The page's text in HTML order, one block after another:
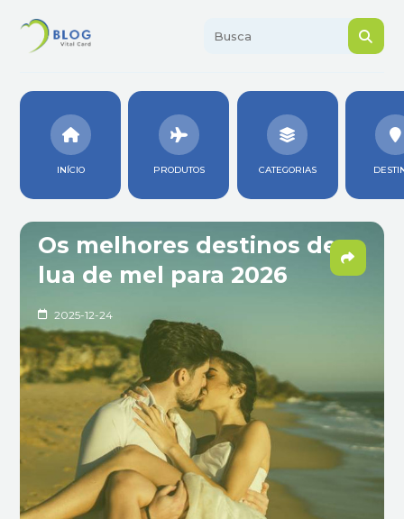
INÍCIO PRODUTOS CATEGORIAS
Os melhores destinos de
lua de mel para 2026
2025-12-24